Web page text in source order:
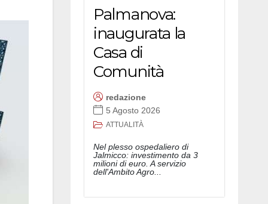
Palmanova:
inaugurata la
Casa di
Comunità
redazione
5 Agosto 2026
ATTUALITÀ
Nel plesso ospedaliero di
Jalmicco: investimento da 3
milioni di euro. A servizio
dell'Ambito Agro...